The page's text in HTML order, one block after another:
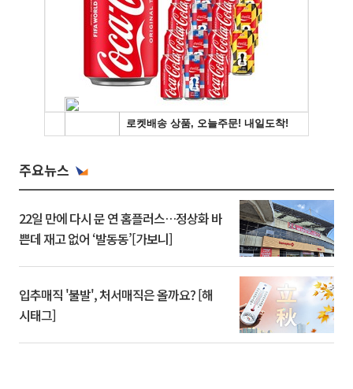
주요뉴스
22일 만에 다시 문 연 홈플러스…정상화 바
쁜데 재고 없어 ‘발동동’[가보니]
입추매직 '불발', 처서매직은 올까요? [해
시태그]